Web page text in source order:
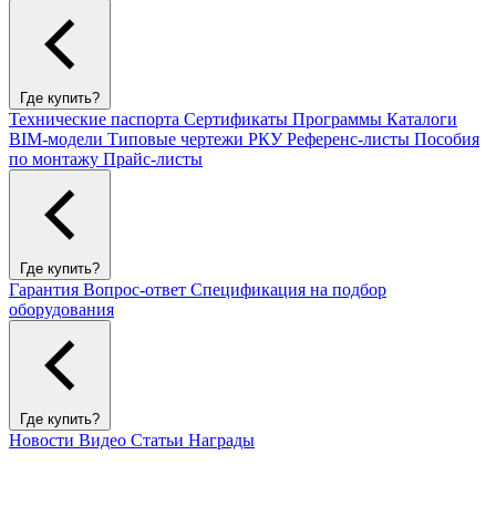
Где купить?
Технические паспорта Сертификаты Программы Каталоги
BIM-модели Типовые чертежи РКУРеференс-листы Пособия
по монтажу Прайс-листы
Где купить?
Гарантия Вопрос-ответ Спецификация на подбор
оборудования
Где купить?
Новости Видео Статьи Награды